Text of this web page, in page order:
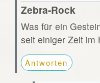
Zebra-Rock
Was für ein
seit einiger Zeit im
Antworten